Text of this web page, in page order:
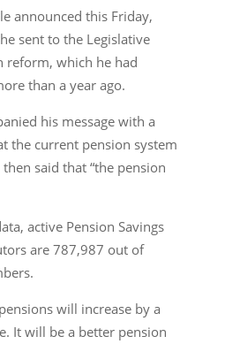
announced this Friday,
sent to the Legislative
reform, which he had
than a year ago.
his message with a
the current pension system
then said that “the pension
active Pension Savings
are 787,987 out of
will increase by a
It will be a better pension